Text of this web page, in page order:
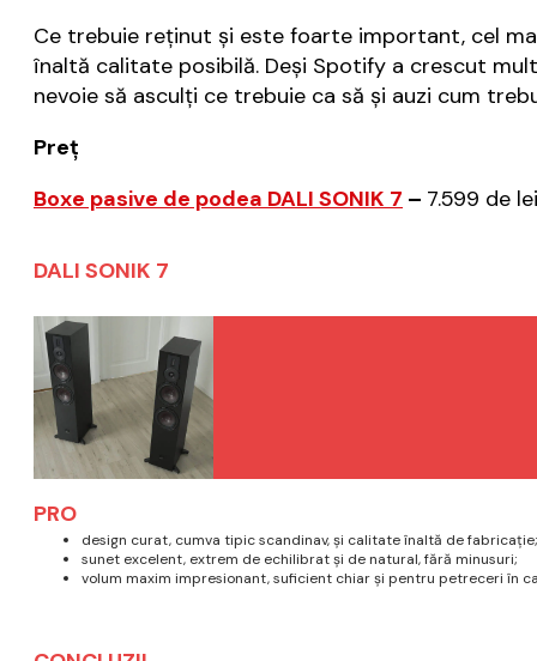
Ce trebuie reținut și este foarte important, cel
înaltă calitate posibilă. Deși Spotify a crescut
nevoie să asculți ce trebuie ca să și auzi cum
Preț
Boxe pasive de podea DALI SONIK 7 – 7.599 de
DALI SONIK 7
PRO
design curat, cumva tipic scandinav, și calitate înaltă de fabricație;
sunet excelent, extrem de echilibrat și de natural, fără minusuri;
volum maxim impresionant, suficient chiar și pentru petreceri în